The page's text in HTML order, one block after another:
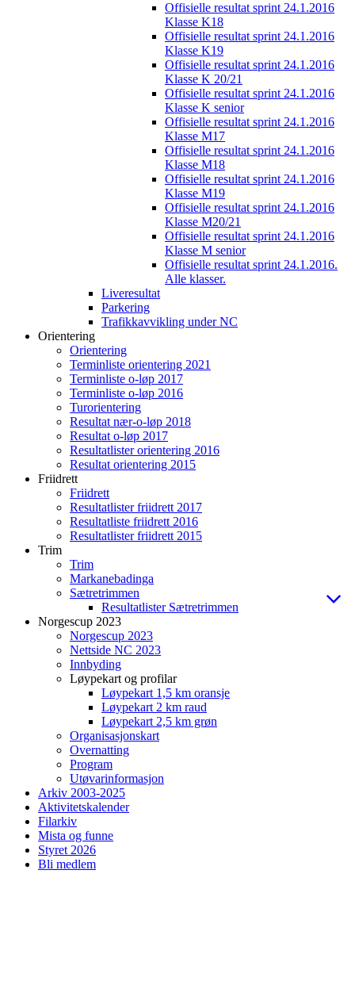
Offisielle resultat sprint 24.1.2016
Klasse K18
Offisielle resultat sprint 24.1.2016
Klasse K19
Offisielle resultat sprint 24.1.2016
Klasse K 20/21
Offisielle resultat sprint 24.1.2016
Klasse K senior
Offisielle resultat sprint 24.1.2016
Klasse M17
Offisielle resultat sprint 24.1.2016
Klasse M18
Offisielle resultat sprint 24.1.2016
Klasse M19
Offisielle resultat sprint 24.1.2016
Klasse M20/21
Offisielle resultat sprint 24.1.2016
Klasse M senior
Offisielle resultat sprint 24.1.2016.
Alle klasser.
Liveresultat
Parkering
Trafikkavvikling under NC
Orientering
Orientering
Terminliste orientering 2021
Terminliste o-løp 2017
Terminliste o-løp 2016
Turorientering
Resultat nær-o-løp 2018
Resultat o-løp 2017
Resultatlister orientering 2016
Resultat orientering 2015
Friidrett
Friidrett
Resultatlister friidrett 2017
Resultatliste friidrett 2016
Resultatlister friidrett 2015
Trim
Trim
Markanebadinga
Sætretrimmen
Resultatlister Sætretrimmen
Norgescup 2023
Norgescup 2023
Nettside NC 2023
Innbyding
Løypekart og profilar
Løypekart 1,5 km oransje
Løypekart 2 km raud
Løypekart 2,5 km grøn
Organisasjonskart
Overnatting
Program
Utøvarinformasjon
Arkiv 2003-2025
Aktivitetskalender
Filarkiv
Mista og funne
Styret 2026
Bli medlem